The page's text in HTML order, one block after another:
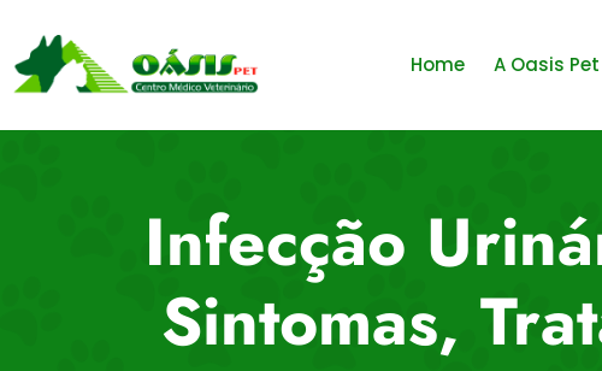
Home A Oasis Pet
Infecção
Sintomas,